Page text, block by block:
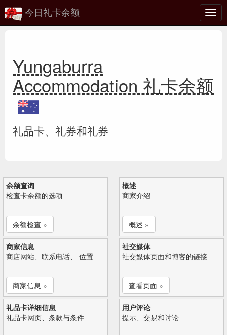
切
换
今日礼卡余额
Yungaburra
Accommodation 礼卡余额
礼品卡、礼券和礼券
余额查询
检查卡余额的选项
余额检查 »
概述
商家介绍
概述 »
商家信息
商店网站、联系电话、 位置
商家信息 »
社交媒体
社交媒体页面和博客的链接
查看页面 »
礼品卡详细信息
礼品卡网页、条款与条件
用户评论
提示、交易和讨论